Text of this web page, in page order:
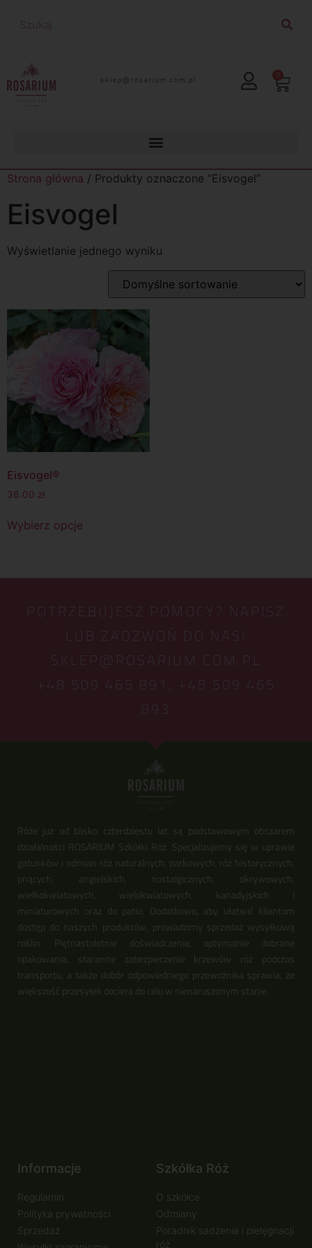
lp.moc.muirasor@pelks 0
Strona główna / Produkty oznaczone “Eisvogel”
Eisvogel
Wyświetlanie jednego wyniku
Eisvogel®
36.00 zł
Wybierz opcje
POTRZEBUJESZ POMOCY? NAPISZ
LUB ZADZWOŃ DO NAS!
SKLEP@ROSARIUM.COM.PL
+48 509 465 891,
+48 509 465
893
Róże już od blisko czterdziestu lat są podstawowym obszarem
działalności ROSARIUM Szkółki Róż. Specjalizujemy się w uprawie
gatunków i odmian róż naturalnych, parkowych, róż historycznych,
pnących, angielskich, nostalgicznych, okrywowych,
wielkokwiatowych, wielokwiatowych, kanadyjskich i
miniaturowych oraz do patio. Dodatkowo, aby ułatwić klientom
dostęp do naszych produktów, prowadzimy sprzedaż wysyłkową
roślin. Piętnastoletnie doświadczenie, optymalnie dobrane
opakowania, staranne zabezpieczenie krzewów róż podczas
transportu, a także dobór odpowiedniego przewoźnika sprawia, że
większość przesyłek dociera do celu w nienaruszonym stanie.
Informacje
Regulamin
Polityka prywatności
Sprzedaż
Szkółka Róż
O szkółce
Odmiany
Poradnik sadzenia i pielęgnacji
róż